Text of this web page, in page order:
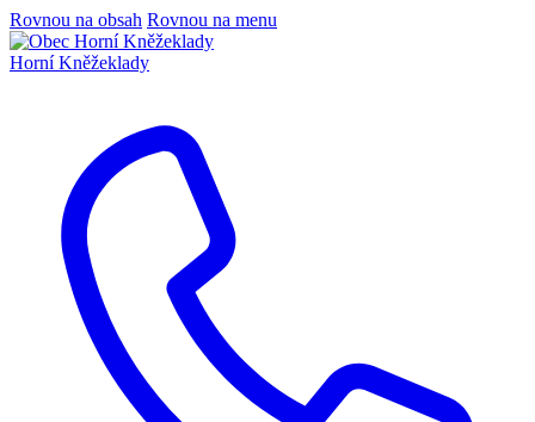
Rovnou na obsah Rovnou na menu
Horní Kněžeklady